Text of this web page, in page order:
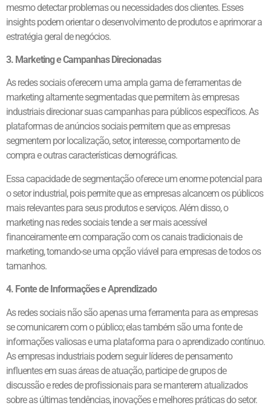
mesmo detectar problemas ou necessidades dos clientes. Esses
insights podem orientar o desenvolvimento de produtos e aprimorar a
estratégia geral de negócios.
3. Marketing e Campanhas Direcionadas
As redes sociais oferecem uma ampla gama de ferramentas de
marketing altamente segmentadas que permitem às empresas
industriais direcionar suas campanhas para públicos específicos. As
plataformas de anúncios sociais permitem que as empresas
segmentem por localização, setor, interesse, comportamento de
compra e outras características demográficas.
Essa capacidade de segmentação oferece um enorme potencial para
o setor industrial, pois permite que as empresas alcancem os públicos
mais relevantes para seus produtos e serviços. Além disso, o
marketing nas redes sociais tende a ser mais acessível
financeiramente em comparação com os canais tradicionais de
marketing, tornando-se uma opção viável para empresas de todos os
tamanhos.
4. Fonte de Informações e Aprendizado
As redes sociais não são apenas uma ferramenta para as empresas
se comunicarem com o público; elas também são uma fonte de
informações valiosas e uma plataforma para o aprendizado contínuo.
As empresas industriais podem seguir líderes de pensamento
influentes em suas áreas de atuação, participe de grupos de
discussão e redes de profissionais para se manterem atualizados
sobre as últimas tendências, inovações e melhores práticas do setor.